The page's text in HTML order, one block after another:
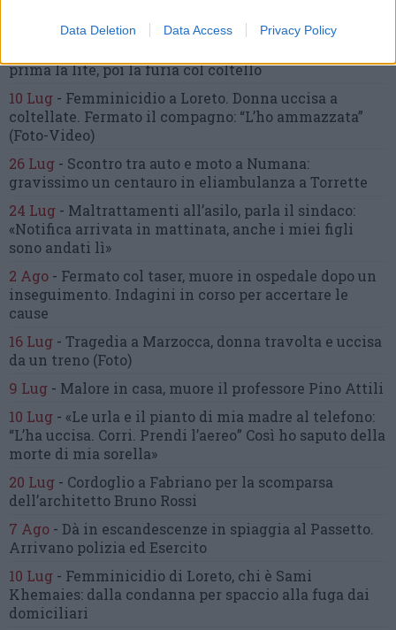
Data Deletion Data Access Privacy Policy
orrore all’asilo, arrestate due educatrici
prima la lite, poi la furia col coltello
10 Lug - Femminicidio a Loreto. Donna uccisa a
coltellate. Fermato il compagno: “L’ho ammazzata”
(Foto-Video)
26 Lug - Scontro tra auto e moto a Numana:
gravissimo un centauro in eliambulanza a Torrette
24 Lug - Maltrattamenti all’asilo, parla il sindaco:
«Notifica arrivata in mattinata, anche i miei figli
sono andati lì»
2 Ago - Fermato col taser, muore in ospedale dopo un
inseguimento. Indagini in corso per accertare le
cause
16 Lug - Tragedia a Marzocca, donna travolta e uccisa
da un treno (Foto)
9 Lug - Malore in casa, muore il professore Pino Attili
10 Lug - «Le urla e il pianto di mia madre al telefono:
“L’ha uccisa. Corri. Prendi l’aereo” Così ho saputo della
morte di mia sorella»
20 Lug - Cordoglio a Fabriano per la scomparsa
dell’architetto Bruno Rossi
7 Ago - Dà in escandescenze in spiaggia al Passetto.
Arrivano polizia ed Esercito
10 Lug - Femminicidio di Loreto, chi è Sami
Khemaies: dalla condanna per spaccio alla fuga dai
domiciliari